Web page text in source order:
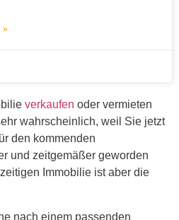
»
verkaufen oder vermieten
wahrscheinlich, weil Sie jetzt
den kommenden
und zeitgemäßer geworden
Immobilie ist aber die
nach einem passenden